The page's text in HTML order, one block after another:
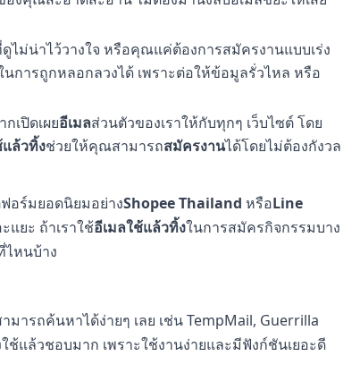
ไม่น่าไว้วางใจ หรือคุณแค่ต้องการสมัครงานแบบเร่ง
นการถูกหลอกลวงได้ เพราะต่อให้ข้อมูลรั่วไหล หรือ
เปิดเผยอีเมลส่วนตัวของเราให้กับทุกๆ เว็บไซต์ โดย
แล้วทิ้งช่วยให้คุณสามารถสมัครงานได้โดยไม่ต้องกังวล
อร์มยอดนิยมอย่างShopee Thailand หรือLine
แยะ ถ้าเราใช้อีเมลใช้แล้วทิ้งในการสมัครกิจกรรมบาง
ไหนบ้าง
ารถค้นหาได้ง่ายๆ เลย เช่น TempMail, Guerrilla
ช้แล้วชอบมาก เพราะใช้งานง่ายและมีฟังก์ชันเยอะดี